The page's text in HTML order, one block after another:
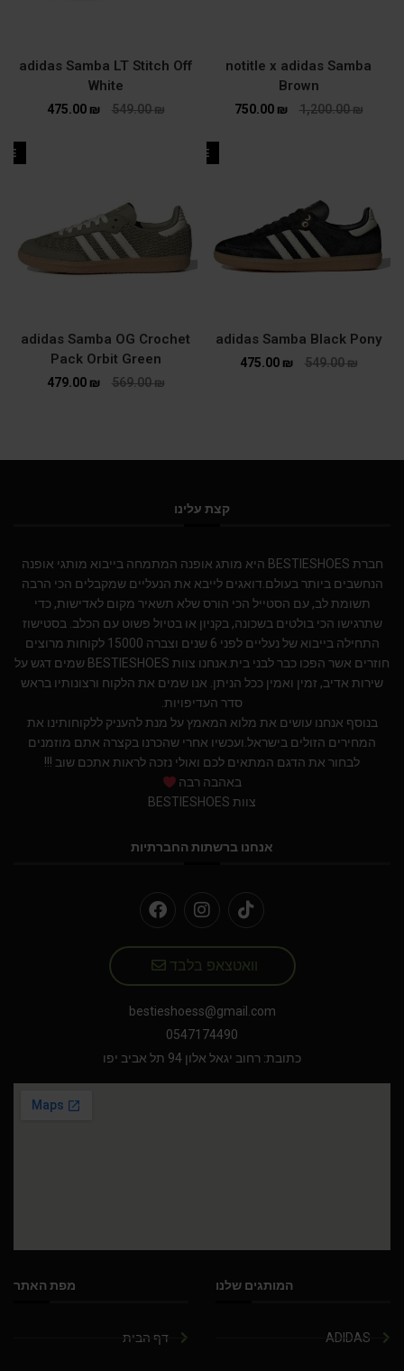
notitle x adidas Samba
Brown
1,200.00₪
750.00 ₪
adidas Samba LT Stitch Off
White
549.00₪
475.00 ₪
SALE
adidas Samba Black Pony
549.00₪
475.00 ₪
adidas Samba OG Crochet
Pack Orbit Green
569.00₪
479.00 ₪
קצת עלינו
חברת BESTIESHOES היא מותג אופנה המתמחה בייבוא מותגי אופנה
הנחשבים ביותר בעולם.דואגים לייבא את הנעליים שמקבלים הכי הרבה
תשומת לב, עם הסטייל הכי הורס שלא תשאיר מקום לאדישות, כדי
שתרגישו הכי בולטים בשכונה, בקניון או בטיול פשוט עם הכלב. בסטישוז
התחילה בייבוא של נעליים לפני 6 שנים וצברה 15000 לקוחות מרוצים
חוזרים אשר הפכו כבר לבני בית.אנחנו צוות BESTIESHOES שמים דגש על
שירות אדיב, זמין ואמין ככל הניתן. אנו שמים את הלקוח ורצונותיו בראש
סדר העדיפויות.
בנוסף אנחנו עושים את מלוא המאמץ על מנת להעניק ללקוחותינו את
המחירים הזולים בישראל.ועכשיו אחרי שהכרנו בקצרה אתם מוזמנים
לבחור את הדגם המתאים לכם ואולי נזכה לראות אתכם שוב !!!
באהבה רבה
צוות BESTIESHOES
אנחנו ברשתות החברתיות
וואטצאפ בלבד
bestieshoess@gmail.com
0547174490
כתובת: רחוב יגאל אלון 94 תל אביב יפו
המותגים שלנו
ADIDAS
מפת האתר
דף הבית